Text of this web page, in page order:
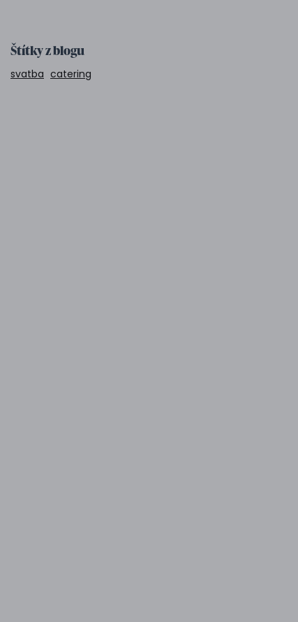
Štítky z blogu
svatba catering